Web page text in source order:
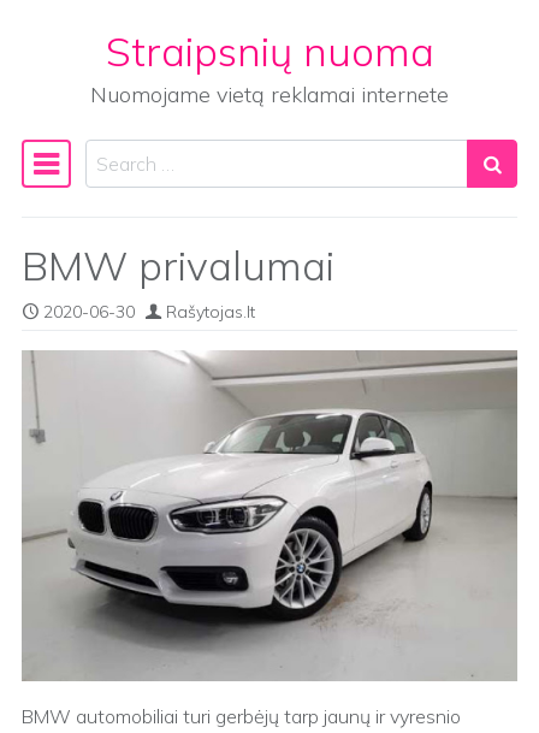
Straipsnių nuoma
Nuomojame vietą reklamai internete
Main Navigation
Search
BMW privalumai
2020-06-30 Rašytojas.lt
BMW automobiliai turi gerbėjų tarp jaunų ir vyresnio